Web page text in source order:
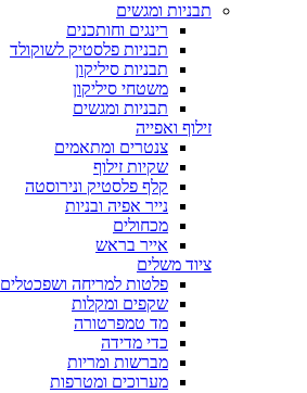
תבניות ומגשים
רינגים וחותכנים
תבניות פלסטיק לשוקולד
תבניות סיליקון
משטחי סיליקון
תבניות ומגשים
זילוף ואפייה
צנטרים ומתאמים
שקיות זילוף
קלף פלסטיק ונירוסטה
נייר אפיה ובניות
מכחולים
אייר בראש
ציוד משלים
פלטות למריחה ושפכטלים
שקפים ומקלות
מד טמפרטורה
כדי מדידה
מברשות ומריות
מערוכים ומטרפות